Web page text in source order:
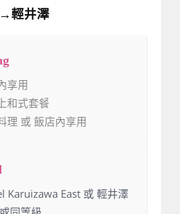
輕井澤
享用
和式套餐
理 或 飯店內享用
Karuizawa East 或 輕井澤